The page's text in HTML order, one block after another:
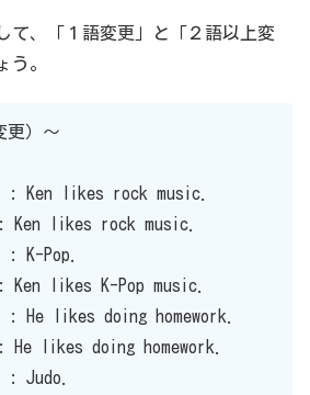
、「１語変更」と「２語以上変
う。
更）〜
likes rock music.
likes rock music.
Pop.
likes K-Pop music.
doing homework.
doing homework.